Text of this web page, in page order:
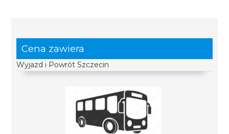
Cena zawiera
Wyjazd i Powrót Szczecin